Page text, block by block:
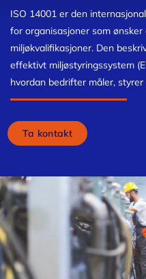
ISO 14001 er den
for organisasjoner som
miljøkvalifikasjoner. Den
effektivt miljøstyringssystem
hvordan bedrifter måler,
Ta kontakt